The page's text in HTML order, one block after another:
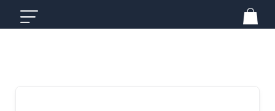
تخطي